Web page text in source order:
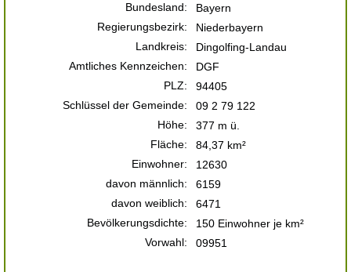
Bundesland:
Bayern
Regierungsbezirk:
Niederbayern
Landkreis:
Dingolfing-Landau
Amtliches Kennzeichen:
DGF
PLZ:
94405
Schlüssel der Gemeinde:
09 2 79 122
Höhe:
377 m ü.
Fläche:
84,37 km²
Einwohner:
12630
davon männlich:
6159
davon weiblich:
6471
Bevölkerungsdichte:
150 Einwohner je km²
Vorwahl:
09951